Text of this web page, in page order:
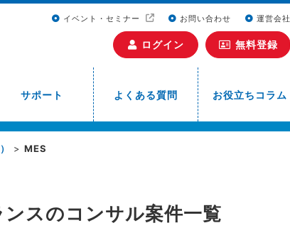
イベント・セミナー お問い合わせ 運営会社
ログイン 無料登録
サポート よくある質問 お役立ちコラム
> MES
スのコンサル案件一覧